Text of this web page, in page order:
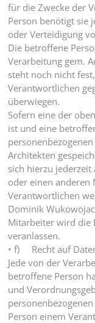
für die Zwecke der
Person benötigt sie
oder Verteidigung
Die betroffene
Verarbeitung gem.
steht noch nicht
Verantwortlichen
überwiegen.
Sofern eine der
ist und eine
Architekten
sich hierzu
oder einen anderen
Verantwortlichen
Dominik
Mitarbeiter wird die
veranlassen.
• f) Recht auf
Jede von der
betroffene Person
und
Person einem